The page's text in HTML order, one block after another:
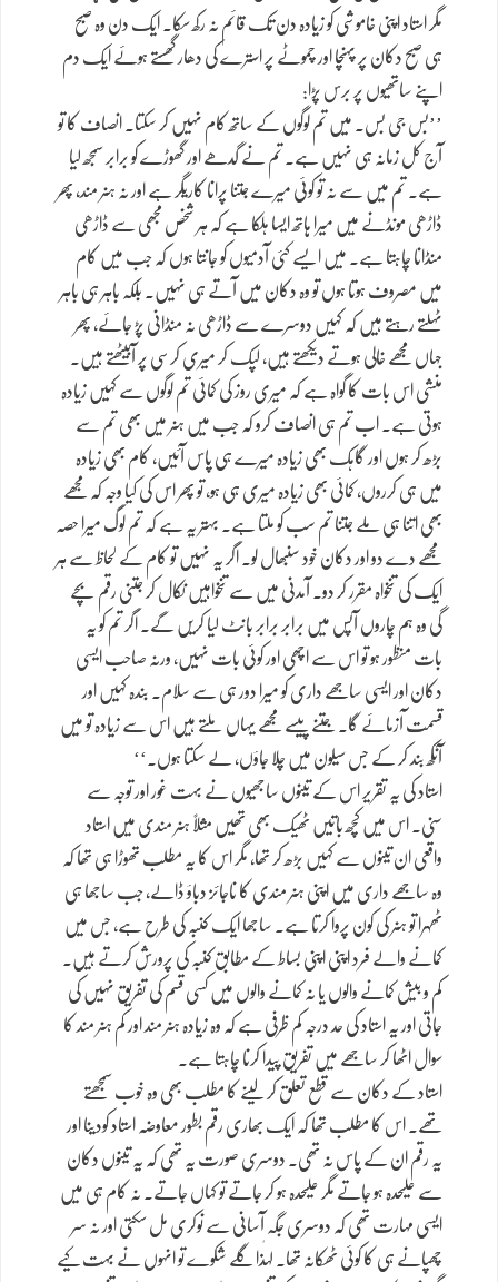
مگر استاد اپنی خاموشی کو زیادہ دن تک قائم نہ رکھ سکا۔ ایک دن وہ صبح
ہی صبح دکان پر پہنچا اور چموٹے پر استرے کی دھار گھستے ہوئے ایک دم
اپنے ساتھیوں پر برس پڑا:
’’بس جی بس۔ میں تم لوگوں کے ساتھ کام نہیں کر سکتا۔ انصاف کا تو
آج کل زمانہ ہی نہیں ہے۔ تم نے گدھے اور گھوڑے کو برابر سمجھ لیا
ہے۔ تم میں سے نہ تو کوئی میرے جتنا پرانا کاریگر ہے اور نہ ہنر مند، پھر
ڈاڑھی مونڈنے میں میرا ہاتھ ایسا ہلکا ہے کہ ہر شخص مجھی سے ڈاڑھی
منڈانا چاہتا ہے۔ میں ایسے کئی آدمیوں کو جانتا ہوں کہ جب میں کام
میں مصروف ہوتا ہوں تو وہ دکان میں آتے ہی نہیں۔ بلکہ باہر ہی باہر
ٹہلتے رہتے ہیں کہ کہیں دوسرے سے ڈاڑھی نہ منڈانی پڑ جائے، پھر
جہاں مجھے خالی ہوتے دیکھتے ہیں، لپک کر میری کرسی پر آبیٹھتے ہیں۔
منشی اس بات کا گواہ ہے کہ میری روز کی کمائی تم لوگوں سے کہیں زیادہ
ہوتی ہے۔ اب تم ہی انصاف کرو کہ جب میں ہنر میں بھی تم سے
بڑھ کر ہوں اور گاہک بھی زیادہ میرے ہی پاس آئیں، کام بھی زیادہ
میں ہی کرروں، کمائی بھی زیادہ میری ہی ہو، تو پھر اس کی کیا وجہ کہ مجھے
بھی اتنا ہی ملے جتنا تم سب کو ملتا ہے۔ بہتر یہ ہے کہ تم لوگ میرا حصہ
مجھے دے دو اور دکان خود سنبھال لو۔ اگر یہ نہیں تو کام کے لحاظ سے ہر
ایک کی تنخواہ مقرر کر دو۔ آمدنی میں سے تنخواہیں نکال کر جتنی رقم بچے
گی وہ ہم چاروں آپس میں برابر برابر بانٹ لیا کریں گے۔ اگر تم کو یہ
بات منظور ہو تو اس سے اچھی اور کوئی بات نہیں، ورنہ صاحب ایسی
دکان اور ایسی ساجھے داری کو میرا دور ہی سے سلام۔ بندہ کہیں اور
قسمت آزمائے گا۔ جتنے پیسے مجھے یہاں ملتے ہیں اس سے زیادہ تو میں
آنکھ بند کر کے جس سیلون میں چلا جاؤں، لے سکتا ہوں۔‘‘
استاد کی یہ تقریر اس کے تینوں ساجھیوں نے بہت غور اور توجہ سے
سنی۔ اس میں کچھ باتیں ٹھیک بھی تھیں مثلاً ہنر مندی میں استاد
واقعی ان تینوں سے کہیں بڑھ کر تھا، مگر اس کا یہ مطلب تھوڑا ہی تھا کہ
وہ ساجھے داری میں اپنی ہنر مندی کا ناجائز دباؤ ڈالے، جب ساجھا ہی
ٹھہرا تو ہنر کی کون پروا کرتا ہے۔ ساجھا ایک کنبہ کی طرح ہے، جس میں
کمانے والے فرد اپنی اپنی بساط کے مطابق کنبہ کی پرورش کرتے ہیں۔
کم و بیش کمانے والوں یا نہ کمانے والوں میں کسی قسم کی تفریق نہیں کی
جاتی اور یہ استاد کی حد درجہ کم ظرفی ہے کہ وہ زیادہ ہنر مند اور کم ہنر مند کا
سوال اٹھا کر ساجھے میں تفریق پیدا کرنا چاہتا ہے۔
استاد کے دکان سے قطع تعلق کر لینے کا مطلب بھی وہ خوب سمجھتے
تھے۔ اس کا مطلب تھا کہ ایک بھاری رقم بطور معاوضہ استاد کودینا اور
یہ رقم ان کے پاس نہ تھی۔ دوسری صورت یہ تھی کہ یہ تینوں دکان
سے علیحدہ ہو جاتے مگر علیحدہ ہو کر جاتے تو کہاں جاتے۔ نہ کام ہی میں
ایسی مہارت تھی کہ دوسری جگہ آسانی سے نوکری مل سکتی اور نہ سر
چھپانے ہی کا کوئی ٹھکانہ تھا۔ لہٰذا گلے شکوے تو انہوں نے بہت کیے